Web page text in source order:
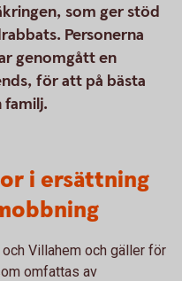
som ger stöd
Personerna
genomgått en
för att på bästa
familj.
i ersättning
Villahem och gäller för
omfattas av